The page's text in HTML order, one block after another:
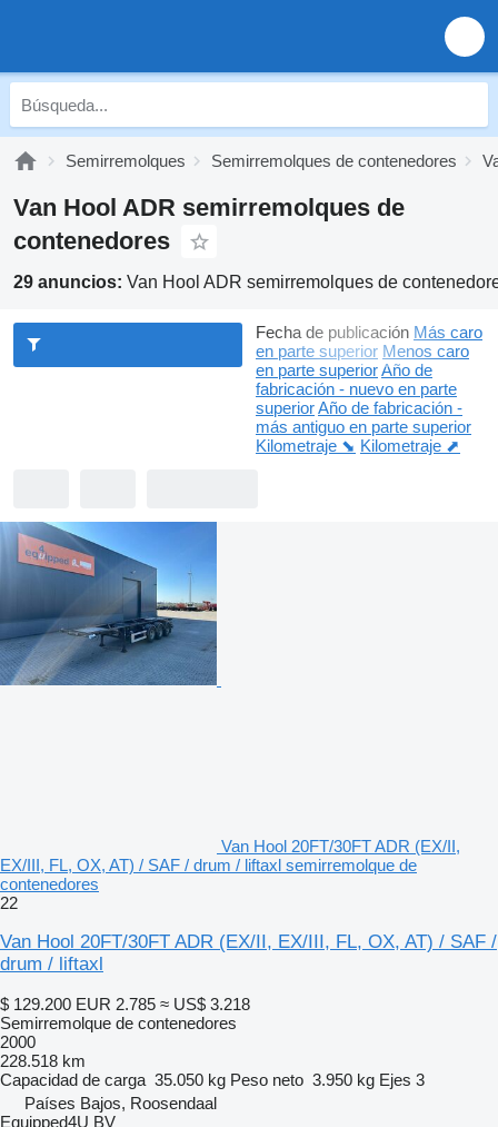
Semirremolques Semirremolques de contenedores
Van Hool ADR semirremolques de
contenedores
29 anuncios: Van Hool ADR semirremolques de
Fecha de publicación Más caro
en parte superior Menos caro
en parte superiorAño de
fabricación - nuevo en parte
superiorAño de fabricación -
más antiguo en parte superior
Kilometraje ⬊ Kilometraje ⬈
Van Hool 20FT/30FT ADR (EX/II,
EX/III, FL, OX, AT) / SAF / drum / liftaxl semirremolque de
contenedores
22
Van Hool 20FT/30FT ADR (EX/II, EX/III, FL, OX, AT) / SAF /
drum / liftaxl
$ 129.200 EUR 2.785 ≈ US$ 3.218
Semirremolque de contenedores
2000
228.518 km
Capacidad de carga 35.050 kg Peso neto 3.950 kg Ejes 3
Países Bajos, Roosendaal
Equipped4U BV